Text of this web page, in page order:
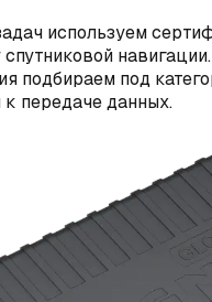
используем
подбираем под
к передаче данных.